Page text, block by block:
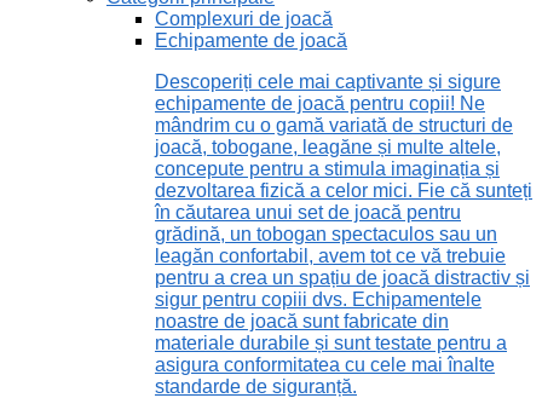
Complexuri de joacă
Echipamente de joacă
Descoperiți cele mai captivante și sigure
echipamente de joacă pentru copii! Ne
mândrim cu o gamă variată de structuri de
joacă, tobogane, leagăne și multe altele,
concepute pentru a stimula imaginația și
dezvoltarea fizică a celor mici. Fie că sunteți
în căutarea unui set de joacă pentru
grădină, un tobogan spectaculos sau un
leagăn confortabil, avem tot ce vă trebuie
pentru a crea un spațiu de joacă distractiv și
sigur pentru copiii dvs. Echipamentele
noastre de joacă sunt fabricate din
materiale durabile și sunt testate pentru a
asigura conformitatea cu cele mai înalte
standarde de siguranță.